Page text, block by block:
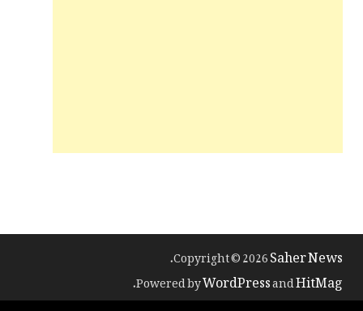
Copyright © 2026Saher News
.
Powered byWordPressandHitMag
.